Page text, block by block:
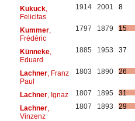
Kukuck,
Felicitas
1914 2001 8
Kummer,
Frédéric
1797 1879 15
Künneke,
Eduard
1885 1953 37
Lachner, Franz
Paul
1803 1890 26
Lachner, Ignaz 1807 1895
31
Lachner,
Vinzenz
1807 1893 29